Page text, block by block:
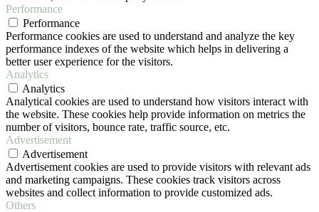
Performance
Performance
Performance cookies are used to understand and analyze the key
performance indexes of the website which helps in delivering a
better user experience for the visitors.
Analytics
Analytics
Analytical cookies are used to understand how visitors interact with
the website. These cookies help provide information on metrics the
number of visitors, bounce rate, traffic source, etc.
Advertisement
Advertisement
Advertisement cookies are used to provide visitors with relevant ads
and marketing campaigns. These cookies track visitors across
websites and collect information to provide customized ads.
Others